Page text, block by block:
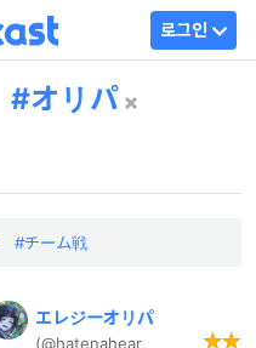
로그인
オリパ
チーム戦
エレジーオリパ
(@hatenahear